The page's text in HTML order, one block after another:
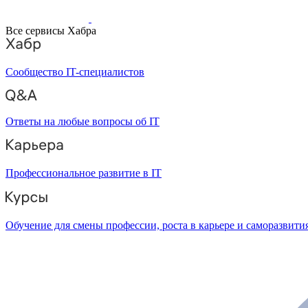
Все сервисы Хабра
Сообщество IT-специалистов
Ответы на любые вопросы об IT
Профессиональное развитие в IT
Обучение для смены профессии, роста в карьере и